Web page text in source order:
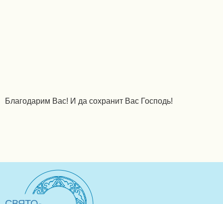
Благодарим Вас! И да сохранит Вас Господь!